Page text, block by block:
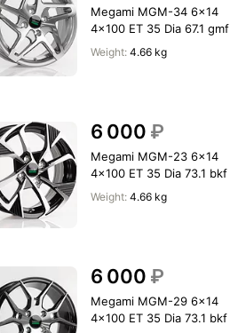
Megami MGM-34 6x14
4x100 ET 35 Dia 67.1 gmf
Weight: 4.66 kg
6 000 ₽
Megami MGM-23 6x14
4x100 ET 35 Dia 73.1 bkf
Weight: 4.66 kg
6 000 ₽
Megami MGM-29 6x14
4x100 ET 35 Dia 73.1 bkf